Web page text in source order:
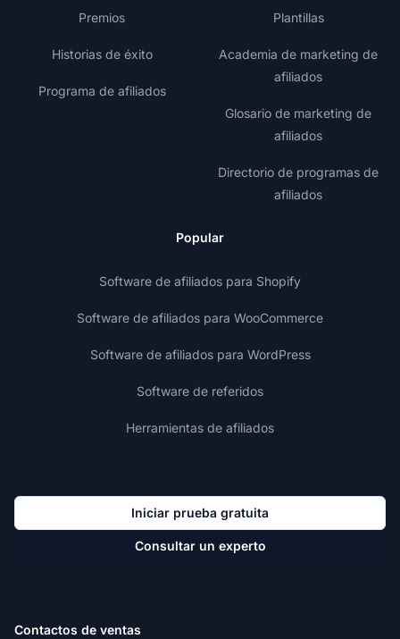
Premios
Historias de éxito
Programa de afiliados
Plantillas
Academia de marketing de
afiliados
Glosario de marketing de
afiliados
Directorio de programas de
afiliados
Popular
Software de afiliados para Shopify
Software de afiliados para WooCommerce
Software de afiliados para WordPress
Software de referidos
Herramientas de afiliados
Iniciar prueba gratuita
Consultar un experto
Contactos de ventas